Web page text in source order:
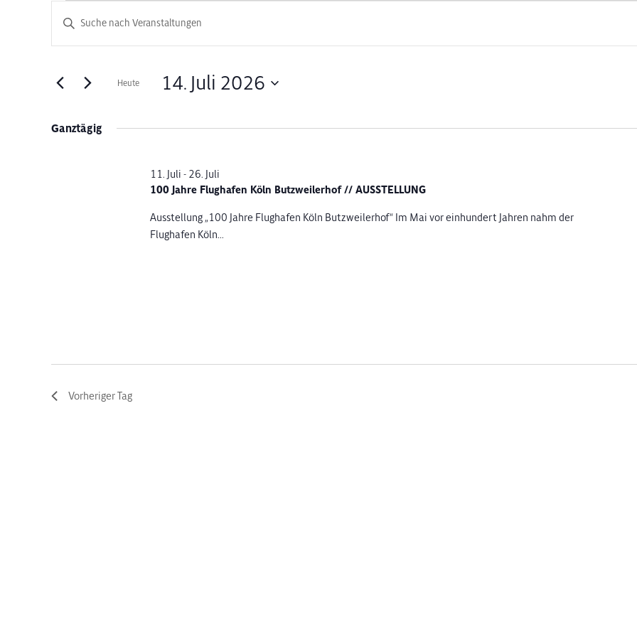
Veranstaltungen
14.
Juli
Veranstaltungen
Suche
und
Ansichten,
Bitte
nach
Schlüsselwort.
Heute 14. Juli 2026
Ganztägig
100 Jahre Flughafen Köln Butzweilerhof // AUSSTELLUNG
11. Juli - 26. Juli
Ausstellung „100 Jahre Flughafen Köln Butzweilerhof“ Im Mai vor einhundert Jahren nahm der
Flughafen Köln...
Vorheriger Tag